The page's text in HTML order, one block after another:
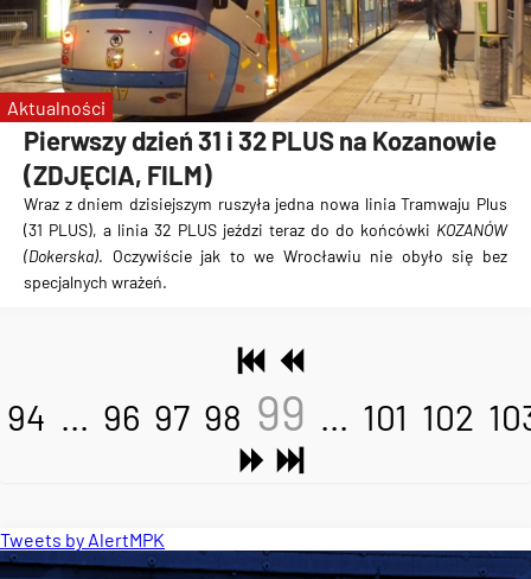
Pierwszy dzień 31 i 32 PLUS na Kozanowie
(ZDJĘCIA, FILM)
Wraz z dniem dzisiejszym ruszyła jedna nowa linia Tramwaju Plus
(31 PLUS), a linia 32 PLUS jeździ teraz do do końcówki KOZANÓW
(Dokerska). Oczywiście jak to we Wrocławiu nie obyło się bez
specjalnych wrażeń.
Aktualności
94 ... 96 97 98 99 ... 101 102
Tweets by AlertMPK